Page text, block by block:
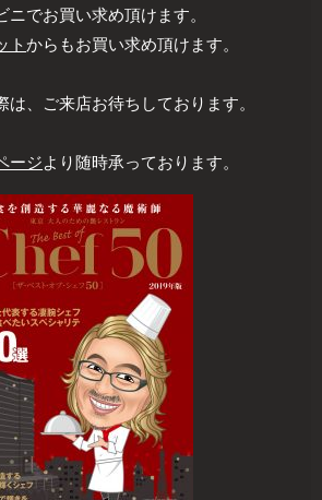
ニでお買い求め頂けます。
トからもお買い求め頂けます。
は、ご来店お待ちしております。
ージより随時承っております。